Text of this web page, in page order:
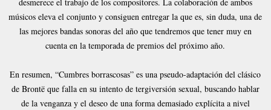
desmerece el trabajo de los compositores. La colaboración de ambos
músicos eleva el conjunto y consiguen entregar la que es, sin duda, una de
las mejores bandas sonoras del año que tendremos que tener muy en
cuenta en la temporada de premios del próximo año.
En resumen, “Cumbres borrascosas” es una pseudo-adaptación del clásico
de Brontë que falla en su intento de tergiversión sexual, buscando hablar
de la venganza y el deseo de una forma demasiado explícita a nivel